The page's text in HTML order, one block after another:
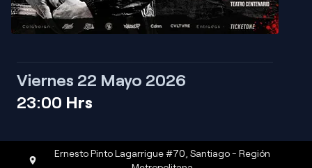
Viernes 22 Mayo 2026
23:00 Hrs
Ernesto Pinto Lagarrigue #70 Santiago- Región